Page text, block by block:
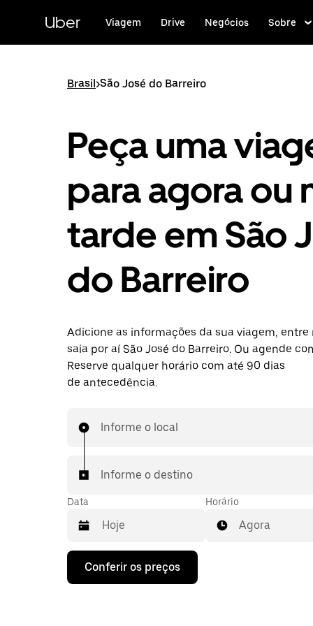
conteúdo
Uber Viagem Drive Negócios Sobre
Brasil>São José do Barreiro
Peça uma
para agora ou
tarde em São
do Barreiro
Adicione as informações da sua viagem, entre
saia por aí São José do Barreiro. Ou agende
Reserve qualquer horário com até 90 dias
de antecedência.
Informe o local
Informe o destino
Data
Pressione
seta
Horário
Agora
Conferir os preços